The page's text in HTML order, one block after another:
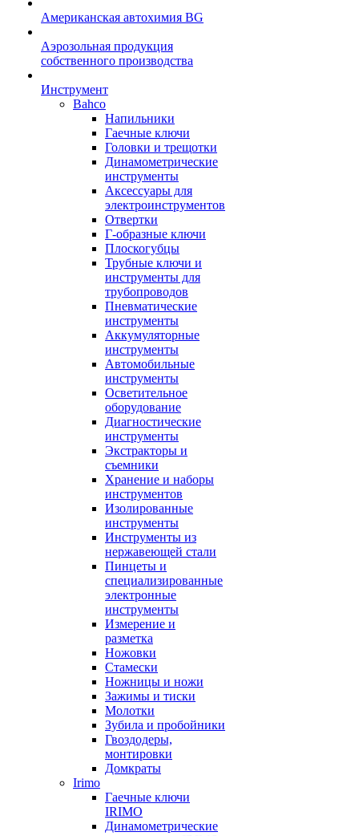
Американская автохимия BG
Аэрозольная продукция
собственного производства
Инструмент
Bahco
Напильники
Гаечные ключи
Головки и трещотки
Динамометрические
инструменты
Аксессуары для
электроинструментов
Отвертки
Г-образные ключи
Плоскогубцы
Трубные ключи и
инструменты для
трубопроводов
Пневматические
инструменты
Аккумуляторные
инструменты
Автомобильные
инструменты
Осветительное
оборудование
Диагностические
инструменты
Экстракторы и
съемники
Хранение и наборы
инструментов
Изолированные
инструменты
Инструменты из
нержавеющей стали
Пинцеты и
специализированные
электронные
инструменты
Измерение и
разметка
Ножовки
Стамески
Ножницы и ножи
Зажимы и тиски
Молотки
Зубила и пробойники
Гвоздодеры,
монтировки
Домкраты
Irimo
Гаечные ключи
IRIMO
Динамометрические